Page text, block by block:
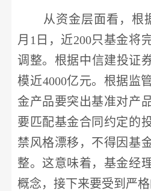
从资金层面看，根据
月1日，近200只基金将
调整。根据中信建投证
模近4000亿元。根据监
金产品要突出基准对产
要匹配基金合同约定的
禁风格漂移，不得因基
整。这意味着，基金经
概念，接下来要受到严格